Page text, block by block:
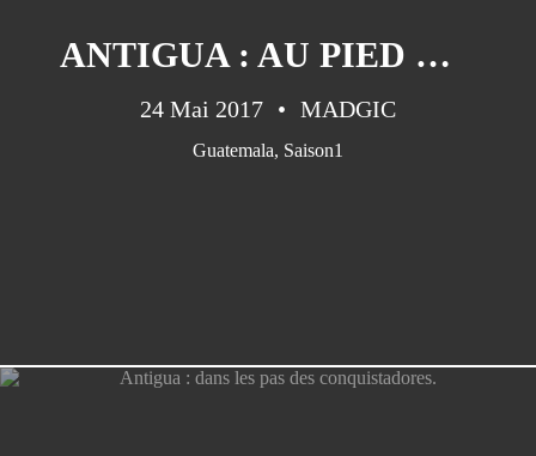
ANTIGUA : AU PIED DES VOLCANS
24 Mai 2017 MADGIC
Guatemala, Saison1